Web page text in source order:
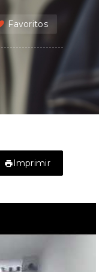
Favoritos
Imprimir